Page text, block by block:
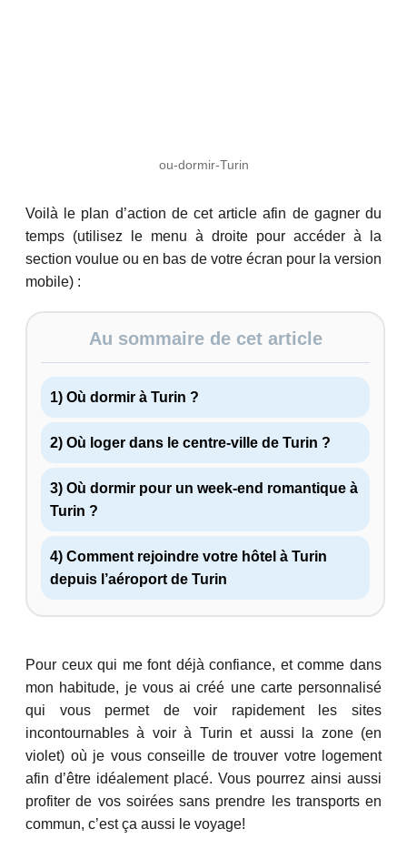
ou-dormir-Turin
Voilà le plan d’action de cet article afin de gagner du
temps (utilisez le menu à droite pour accéder à la
section voulue ou en bas de votre écran pour la version
mobile) :
Au sommaire de cet article
1) Où dormir à Turin ?
2) Où loger dans le centre-ville de Turin ?
3) Où dormir pour un week-end romantique à
Turin ?
4) Comment rejoindre votre hôtel à Turin
depuis l’aéroport de Turin
Pour ceux qui me font déjà confiance, et comme dans
mon habitude, je vous ai créé une carte personnalisé
qui vous permet de voir rapidement les sites
incontournables à voir à Turin et aussi la zone (en
violet) où je vous conseille de trouver votre logement
afin d’être idéalement placé. Vous pourrez ainsi aussi
profiter de vos soirées sans prendre les transports en
commun, c’est ça aussi le voyage!